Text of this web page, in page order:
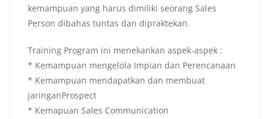
kemampuan yang harus dimiliki seorang Sales
Person dibahas tuntas dan dipraktekan.
Training Program ini menekankan aspek-aspek :
* Kemampuan mengelola Impian dan Perencanaan
* Kemampuan mendapatkan dan membuat
jaringanProspect
* Kemapuan Sales Communication